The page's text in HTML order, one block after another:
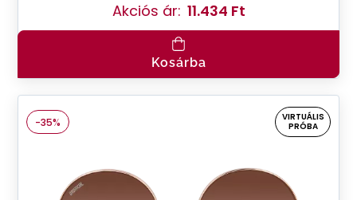
Akciós ár: 11.434 Ft
Kosárba
-35%
VIRTUÁLIS
PRÓBA